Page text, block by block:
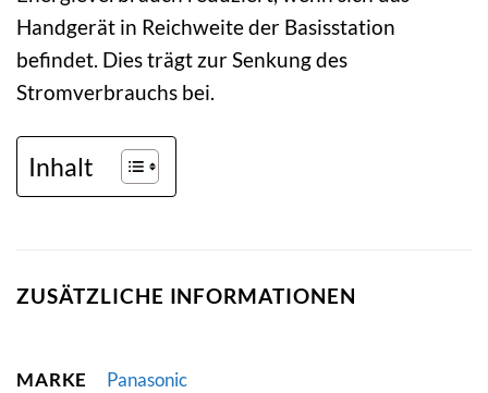
Handgerät in Reichweite der Basisstation
befindet. Dies trägt zur Senkung des
Stromverbrauchs bei.
Inhalt
ZUSÄTZLICHE INFORMATIONEN
MARKE Panasonic